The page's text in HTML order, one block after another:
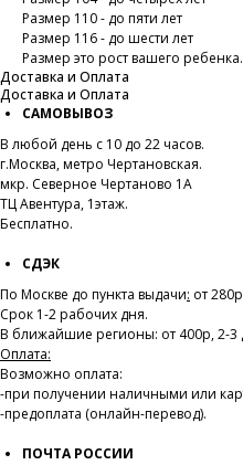
Размер 110 - до пяти лет
Размер 116 - до шести лет
Размер это рост вашего ребенка.
Доставка и Оплата
Доставка и Оплата
САМОВЫВОЗ
В любой день с 10 до 22 часов.
г.Москва, метро Чертановская.
мкр. Северное Чертаново 1А
ТЦ Авентура, 1этаж.
Бесплатно.
СДЭК
По Москве до пункта выдачи: от
Срок 1-2 рабочих дня.
В ближайшие регионы: от 400р, 2-3
Оплата:
Возможно оплата:
-при получении наличными или
-предоплата (онлайн-перевод).
ПОЧТА РОССИИ